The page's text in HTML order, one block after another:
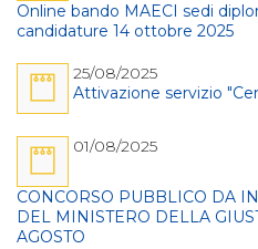
Online bando MAECI sedi
candidature 14 ottobre 2025
25/08/2025
Attivazione servizio
01/08/2025
CONCORSO PUBBLICO DA
DEL MINISTERO DELLA
AGOSTO